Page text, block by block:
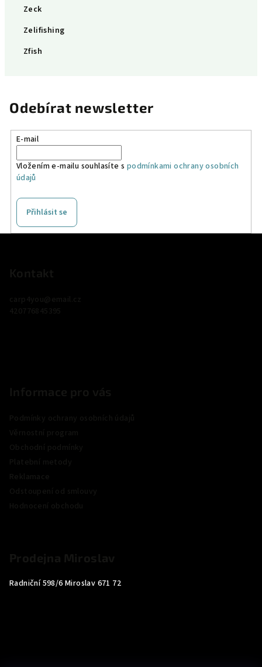
Zeck
Zelifishing
Zfish
Odebírat newsletter
E-mail
Vložením e-mailu souhlasíte s podmínkami ochrany osobních
údajů
Přihlásit se
Radniční 598/6 Miroslav 671 72